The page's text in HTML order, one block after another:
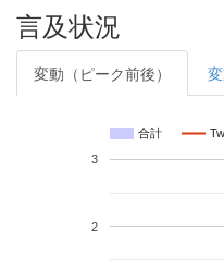
言及状況
変動（ピーク前後）
合計
2
3